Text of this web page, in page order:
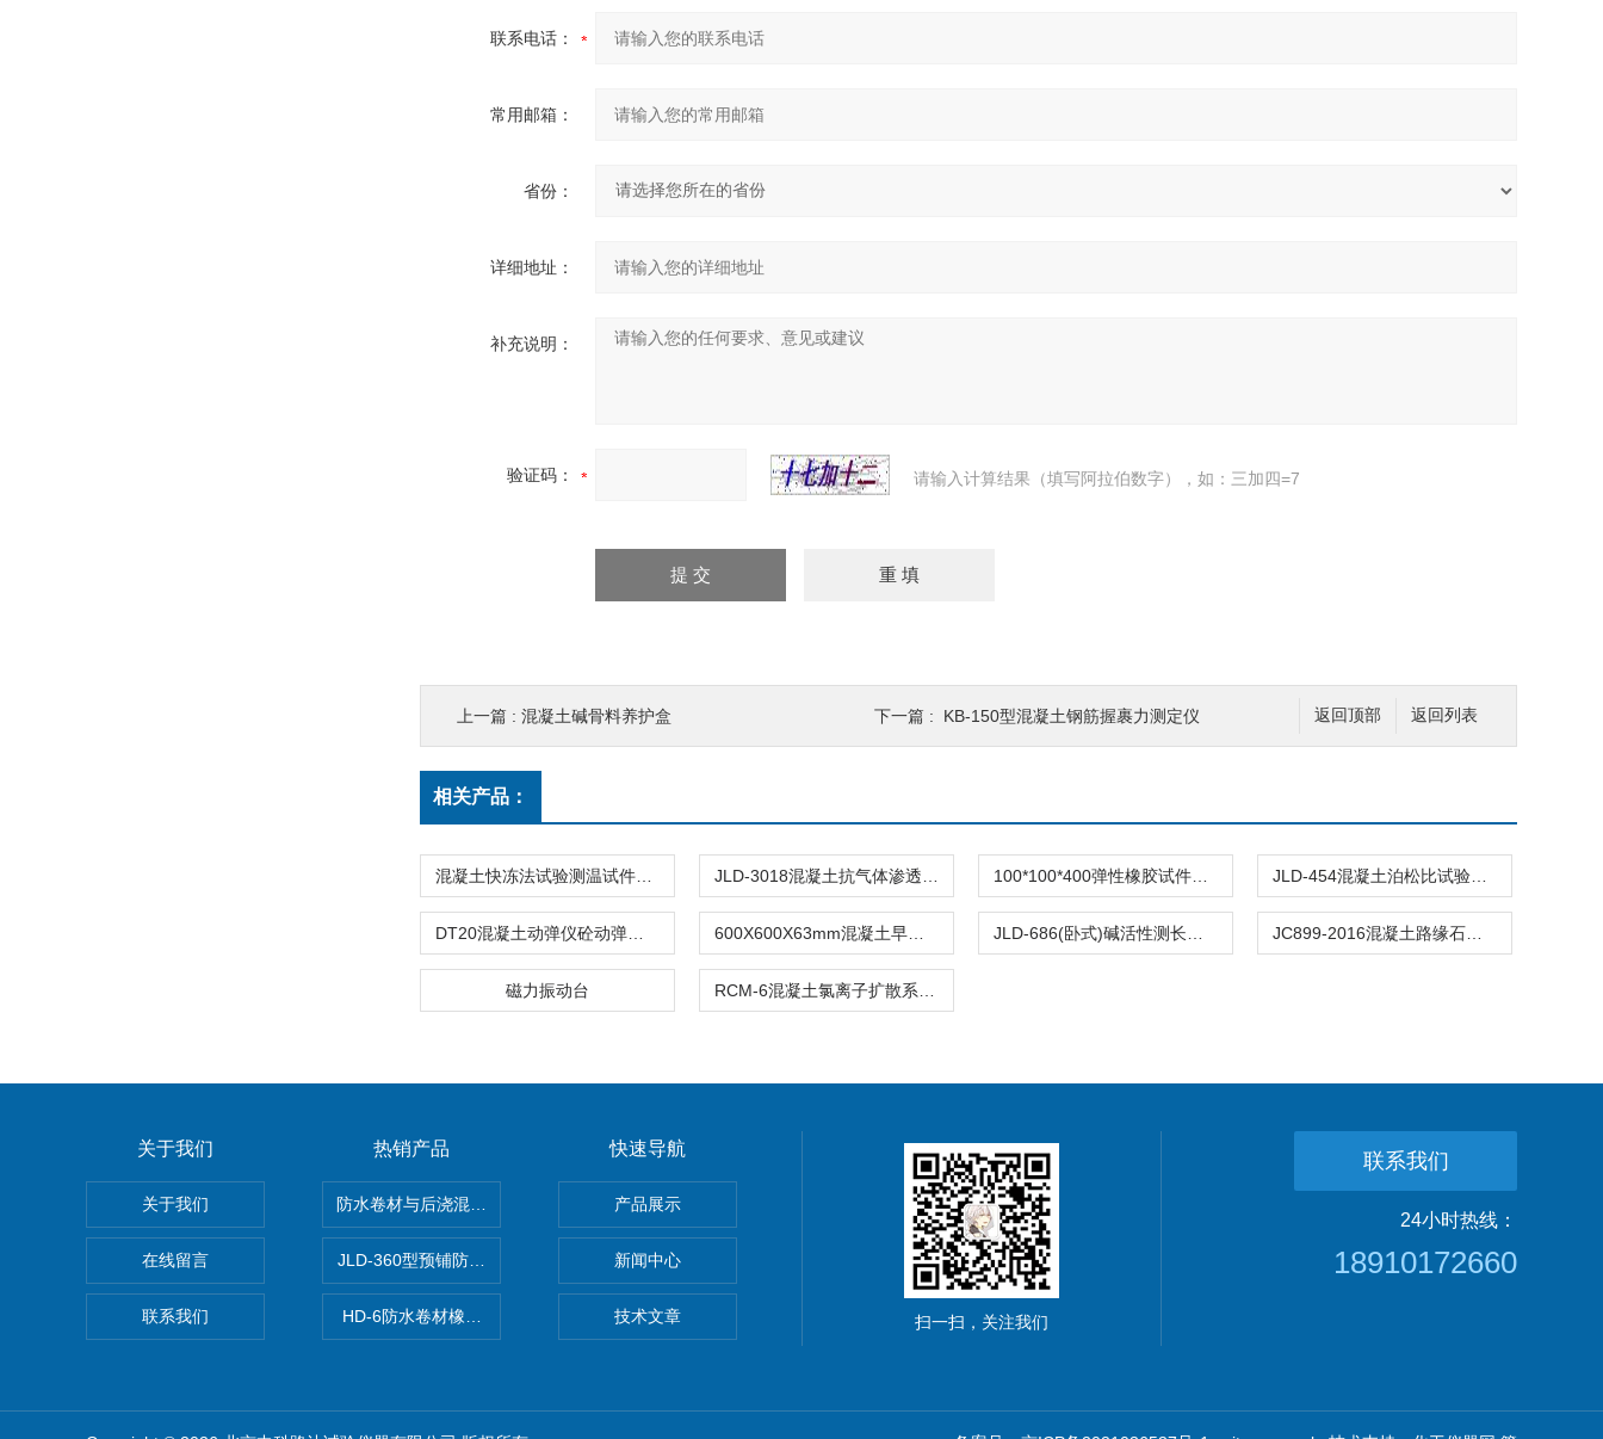
联系电话：
常用邮箱：
省份：
详细地址：
补充说明：
验证码： 请输入计算结果（填写阿拉伯数字），如：三加四=7
返回列表
返回顶部
上一篇 : 混凝土碱骨料养护盒 下一篇 : KB-150型混凝土钢筋握裹力测定仪
相关产品：
磁力振动台
关于我们
关于我们
在线留言
联系我们
热销产品
防水卷材与后浇混凝土剥离强度试验夹具
JLD-360型预铺防水卷材抗冲击性能试验仪
HD-6防水卷材橡胶测厚仪
快速导航
产品展示
新闻中心
技术文章 扫一扫，关注我们
联系我们
24小时热线：
18910172660